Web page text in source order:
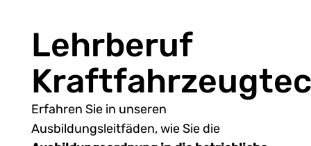
Lehrberuf
Erfahren Sie in unseren
Ausbildungsleitfäden, wie Sie die